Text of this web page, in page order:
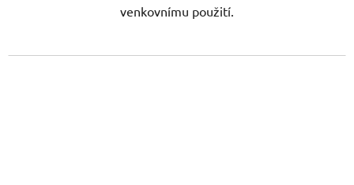
venkovnímu použití.